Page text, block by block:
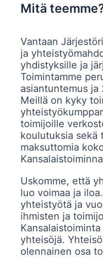
Mitä
Vantaan
ja
yhdistyksille ja
Toimintamme
asiantuntemus ja
Meillä on kyky
toimijoille
koulutuksia sekä
maksuttomia
Uskomme, että
luo voimaa ja
yhteistyötä ja
ihmisten ja
yhteisöjä.
olennainen osa